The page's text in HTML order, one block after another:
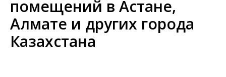
помещений в Астане,
Алмате и других города
Казахстана